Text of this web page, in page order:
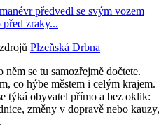
předvedl se svým vozem
zraky...
Plzeňská Drbna
se tu samozřejmě dočtete.
co hýbe městem i celým krajem.
týká obyvatel přímo a bez oklik:
změny v dopravě nebo kauzy,